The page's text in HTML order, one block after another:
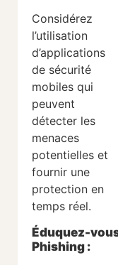
Considérez
l’utilisation
d’applications
de sécurité
mobiles qui
peuvent
détecter les
menaces
potentielles et
fournir une
protection en
temps réel.
Éduquez-
Phishing :